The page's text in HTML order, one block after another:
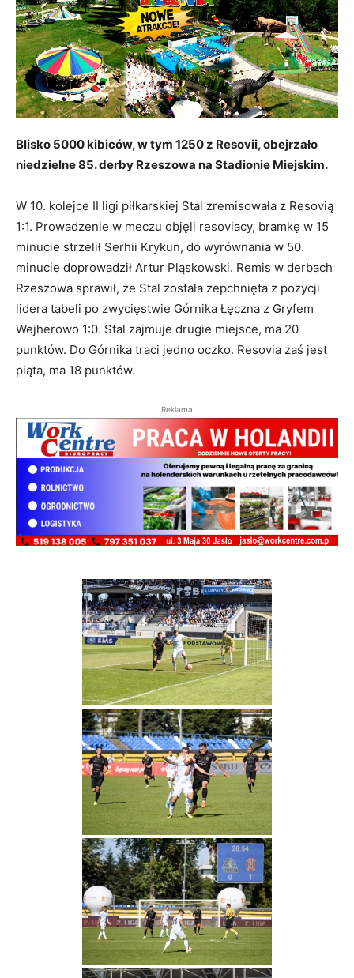
Blisko 5000 kibiców, w tym 1250 z Resovii, obejrzało
niedzielne 85. derby Rzeszowa na Stadionie Miejskim.
W 10. kolejce II ligi piłkarskiej Stal zremisowała z Resovią
1:1. Prowadzenie w meczu objęli resoviacy, bramkę w 15
minucie strzelił Serhii Krykun, do wyrównania w 50.
minucie doprowadził Artur Pląskowski. Remis w derbach
Rzeszowa sprawił, że Stal została zepchnięta z pozycji
lidera tabeli po zwycięstwie Górnika Łęczna z Gryfem
Wejherowo 1:0. Stal zajmuje drugie miejsce, ma 20
punktów. Do Górnika traci jedno oczko. Resovia zaś jest
piąta, ma 18 punktów.
Reklama